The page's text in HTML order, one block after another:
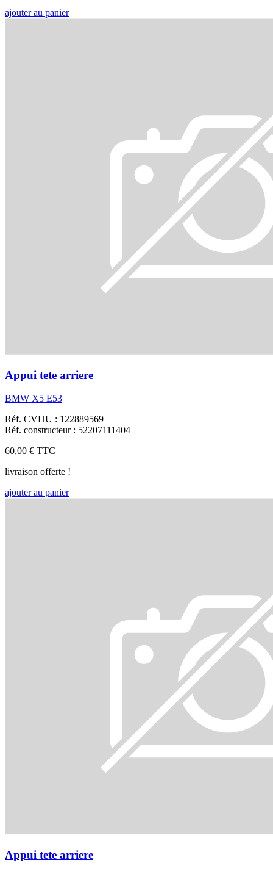
ajouter au panier
Appui tete arriere
BMW X5 E53
Réf. CVHU : 122889569
Réf. constructeur : 52207111404
60,00 € TTC
livraison offerte !
ajouter au panier
Appui tete arriere